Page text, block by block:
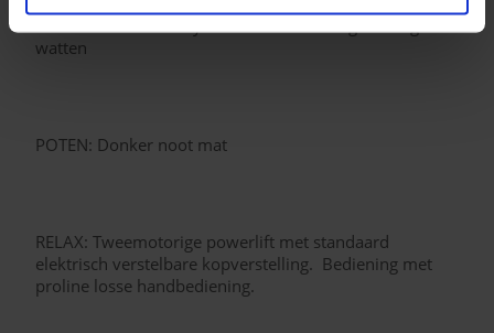
watten
POTEN: Donker noot mat
RELAX: Tweemotorige​ ​powerlift met standaard
elektrisch verstelbare kopverstelling. Bediening met
proline losse handbediening.